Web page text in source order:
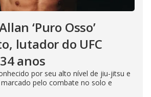
‘Puro Osso’
lutador do UFC
anos
por seu alto nível de jiu-jitsu e
pelo combate no solo e